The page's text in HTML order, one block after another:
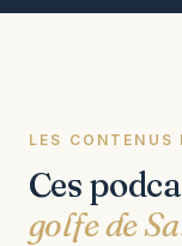
LES CONTENUS
Ces
golfe de